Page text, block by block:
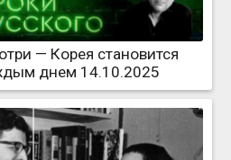
— Корея становится
днем 14.10.2025